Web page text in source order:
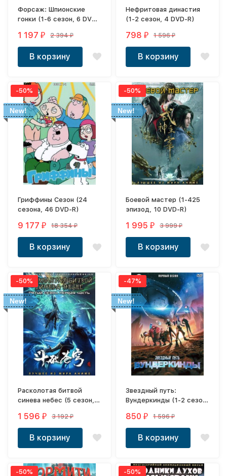
Форсаж: Шпионские
гонки (1-6 сезон, 6 DVD-
1 197₽ 2 394₽
В корзину
Нефритовая династия
(1-2 сезон, 4 DVD-R)
798₽ 1 596₽
В корзину
New!
-50%
Гриффины Сезон (24
сезона, 46 DVD-R)
9 177₽ 18 354₽
В корзину
New!
-50%
Боевой мастер (1-425
эпизод, 10 DVD-R)
1 995₽ 3 999₽
В корзину
New!
-50%
Расколотая битвой
синева небес (5 сезон, 8
1 596₽ 3 192₽
В корзину
New!
-47%
Звездный путь:
Вундеркинды (1-2 сезон,
850₽ 1 596₽
В корзину
-50% -50%